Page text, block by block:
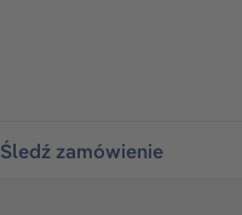
Śledź zamówienie